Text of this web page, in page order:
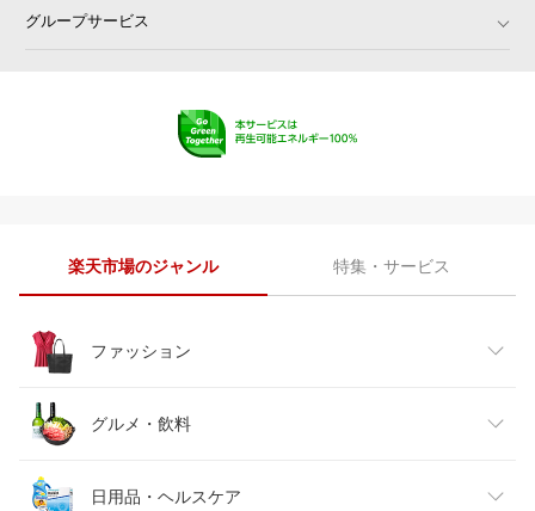
ヤ
シェアスタイル LED HID の老舗
カーマニアNo.1
ちいさなクルマ専門店ウイウイ練
REIZ TRADING
ｔ-ｊｏｙ
車高調 カー用品専門店 車楽院
カーパーツ KATSUNOKI国際
グループサービス
楽天市場のジャンル 特集・サービス
ファッション
レディースファッション
メンズファッション
グルメ・飲料
食品
日用品・ヘルスケア